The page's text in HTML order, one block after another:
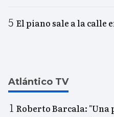
El piano sale a la calle
Atlántico TV
Roberto Barcala: "Una